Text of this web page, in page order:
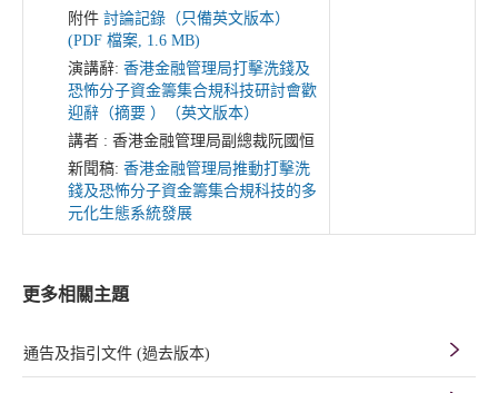
附件 討論記錄（只備英文版本）
(PDF 檔案, 1.6 MB)
演講辭: 香港金融管理局打擊洗錢及
恐怖分子資金籌集合規科技研討會歡
迎辭（摘要 ）（英文版本）
講者 : 香港金融管理局副總裁阮國恒
新聞稿: 香港金融管理局推動打擊洗
錢及恐怖分子資金籌集合規科技的多
元化生態系統發展
更多相關主題
通告及指引文件 (過去版本)